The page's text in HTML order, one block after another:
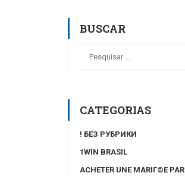
BUSCAR
CATEGORIAS
! БЕЗ РУБРИКИ
1WIN BRASIL
ACHETER UNE MARIГ©E PAR